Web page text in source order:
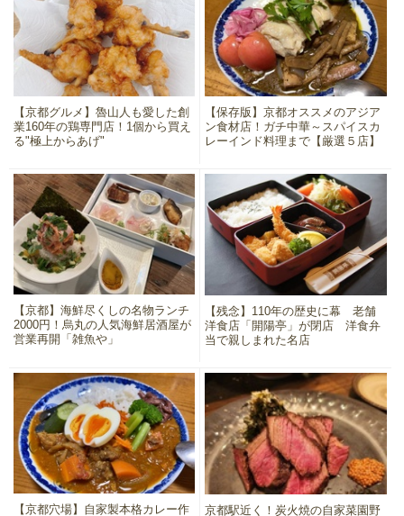
【京都グルメ】魯山人も愛した創
業160年の鶏専門店！1個から買え
る"極上からあげ"
【保存版】京都オススメのアジア
ン食材店！ガチ中華～スパイスカ
レーインド料理まで【厳選５店】
【京都】海鮮尽くしの名物ランチ
2000円！烏丸の人気海鮮居酒屋が
営業再開「雑魚や」
【残念】110年の歴史に幕 老舗
洋食店「開陽亭」が閉店 洋食弁
当で親しまれた名店
【京都穴場】自家製本格カレー作 京都駅近く！炭火焼の自家菜園野